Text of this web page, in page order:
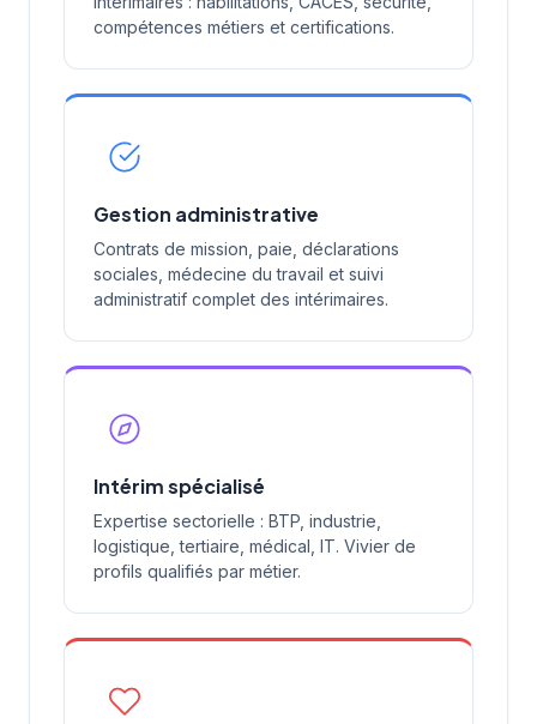
compétences métiers et certifications.
Gestion administrative
Contrats de mission, paie, déclarations
sociales, médecine du travail et suivi
administratif complet des intérimaires.
Intérim spécialisé
Expertise sectorielle : BTP, industrie,
logistique, tertiaire, médical, IT. Vivier de
profils qualifiés par métier.